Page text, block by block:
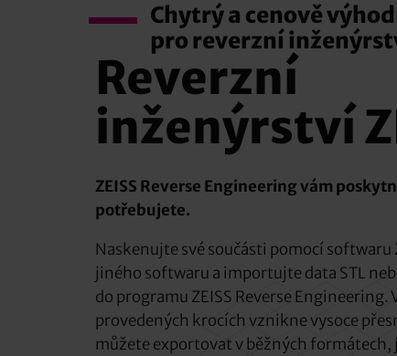
Chytrý a cenově
pro reverzní
Reverzní
inženýrství
ZEISS Reverse Engineering vám
potřebujete.
Naskenujte své součásti pomocí softwaru
jiného softwaru a importujte data STL
do programu ZEISS Reverse Engineering.
provedených krocích vznikne vysoce
můžete exportovat v běžných formátech,